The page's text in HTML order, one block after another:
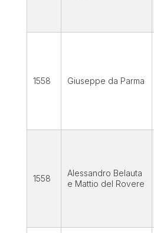
1558 Giuseppe da Parma
1558
Alessandro Belauta
e Mattio del Rovere